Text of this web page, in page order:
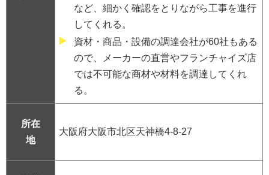
など、細かく確認をとりながら工事を進行
してくれる。
資材・商品・設備の調達会社が60社もある
ので、メーカーの直営やフランチャイズ店
では不可能な商材や材料を調達してくれ
る。
所在
地
大阪府大阪市北区天神橋4-8-27